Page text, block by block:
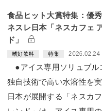
食品ヒット大賞特集：優
ネスレ日本「ネスカフェ
ド」
嗜好飲料 特集 2026.02.24
●アイス専用ソリュブ
独自技術で高い水溶性を
日本が展開する「ネスカ